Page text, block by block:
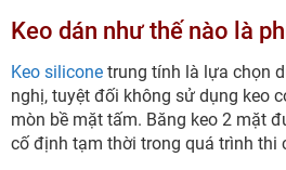
Keo dán như thế nào là
Keo silicone trung tính là lựa chọn
nghị, tuyệt đối không sử dụng keo
mòn bề mặt tấm. Băng keo 2 mặt
cố định tạm thời trong quá trình thi